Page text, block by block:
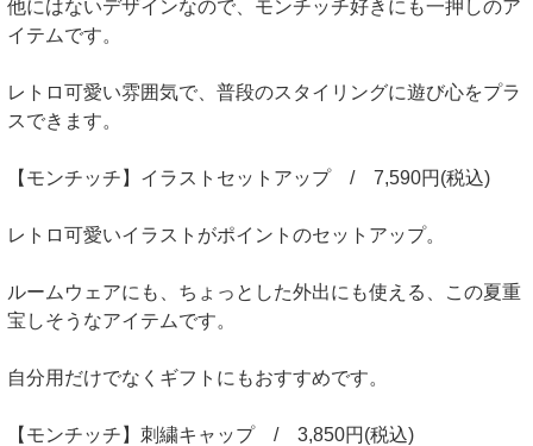
他にはないデザインなので、モンチッチ好きにも一押しのア
イテムです。
レトロ可愛い雰囲気で、普段のスタイリングに遊び心をプラ
スできます。
【モンチッチ】イラストセットアップ / 7,590円(税込)
レトロ可愛いイラストがポイントのセットアップ。
ルームウェアにも、ちょっとした外出にも使える、この夏重
宝しそうなアイテムです。
自分用だけでなくギフトにもおすすめです。
【モンチッチ】刺繍キャップ / 3,850円(税込)